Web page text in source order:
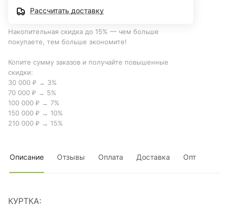
Рассчитать доставку
Накопительная скидка до 15% — чем больше
покупаете, тем больше экономите!
Копите сумму заказов и получайте повышенные
скидки:
30 000 ₽ → 3%
70 000 ₽ → 5%
100 000 ₽ → 7%
150 000 ₽ → 10%
210 000 ₽ → 15%
Описание Отзывы Оплата Доставка Опт
КУРТКА: